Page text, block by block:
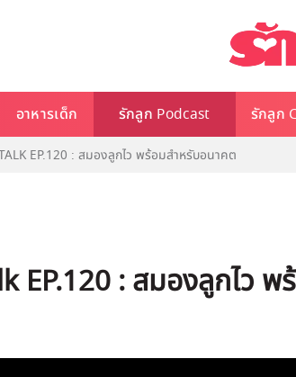
อาหารเด็ก รักลูก Podcast รักลูก
EP.120 : สมองลูกไว พร้อมสำหรับอนาคต
EP.120 : สมองลูกไว พ